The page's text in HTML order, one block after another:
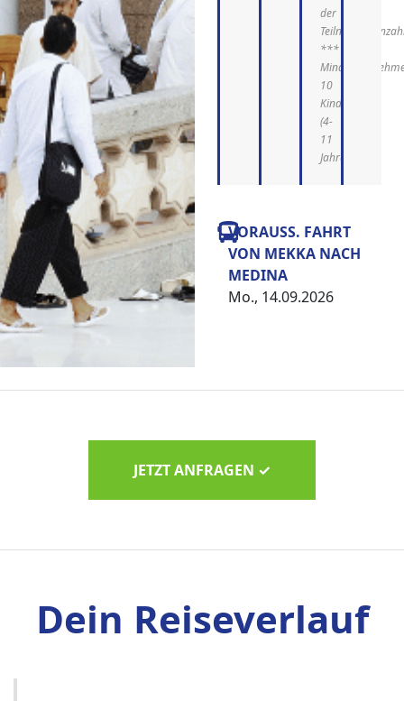
der
***
10
Kinder
(4-
11
Jahre)
VORAUSS. FAHRT
VON MEKKA NACH
MEDINA
Mo., 14.09.2026
JETZT ANFRAGEN ✓
Dein Reiseverlauf